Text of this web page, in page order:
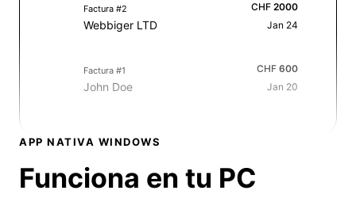
Factura #2
Webbiger LTD
CHF 2000
Jan 24
Factura #1
John Doe
CHF 600
Jan 20
APP NATIVA WINDOWS
Funciona en tu PC